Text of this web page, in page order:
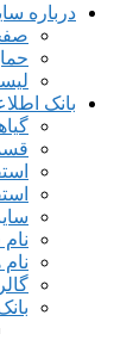
درباره
بانک